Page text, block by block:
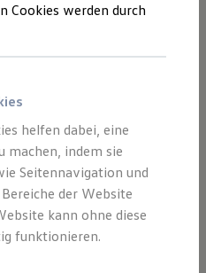
Schlussrate
GarantienMöglichkeiten.
Cookies werden durch
helfen dabei, eine
machen, indem sie
Seitennavigation und
der Website
kann ohne diese
funktionieren.